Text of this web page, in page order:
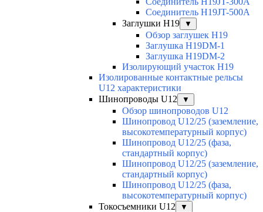
Соединитель H19JT-500A
Заглушки H19
▼
Обзор заглушек H19
Заглушка H19DM-1
Заглушка H19DM-2
Изолирующий участок H19
Изолированные контактные рельсы
U12 характеристики
Шинопроводы U12
▼
Обзор шинопроводов U12
Шинопровод U12/25 (заземление,
высокотемпературный корпус)
Шинопровод U12/25 (фаза,
стандартный корпус)
Шинопровод U12/25 (заземление,
стандартный корпус)
Шинопровод U12/25 (фаза,
высокотемпературный корпус)
Токосъемники U12
▼